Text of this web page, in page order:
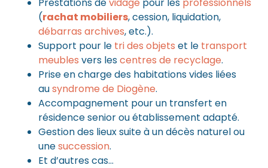
(rachat mobiliers, cession, liquidation,
débarras archives, etc.).
Support pour le tri des objets et le transport
meubles vers lescentres de recyclage.
Prise en charge des habitations vides liées
ausyndrome de Diogène.
Accompagnement pour un transfert en
résidence senior ou établissement adapté.
Gestion des lieux suite à un décès naturel ou
unesuccession.
Et d’autres cas…